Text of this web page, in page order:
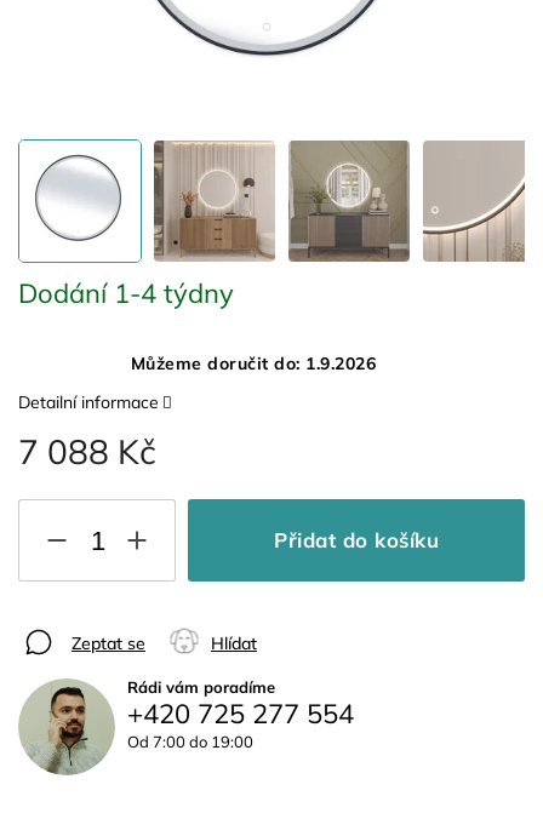
7 088 Kč
Dodání 1-4 týdny
Můžeme doručit do: 1.9.2026
Přidat do košíku
Detailní informace
Zeptat se Hlídat
Rádi vám poradíme
+420 725 277 554
Od 7:00 do 19:00